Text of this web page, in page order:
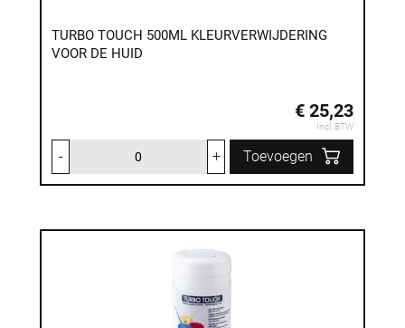
TURBO TOUCH 500ML KLEURVERWIJDERING
VOOR DE HUID
€ 25,23
Incl. BTW
- + Toevoegen